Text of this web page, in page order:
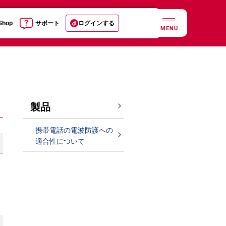
サポート ログインする
MENU
製品
携帯電話の電波防護への
適合性について